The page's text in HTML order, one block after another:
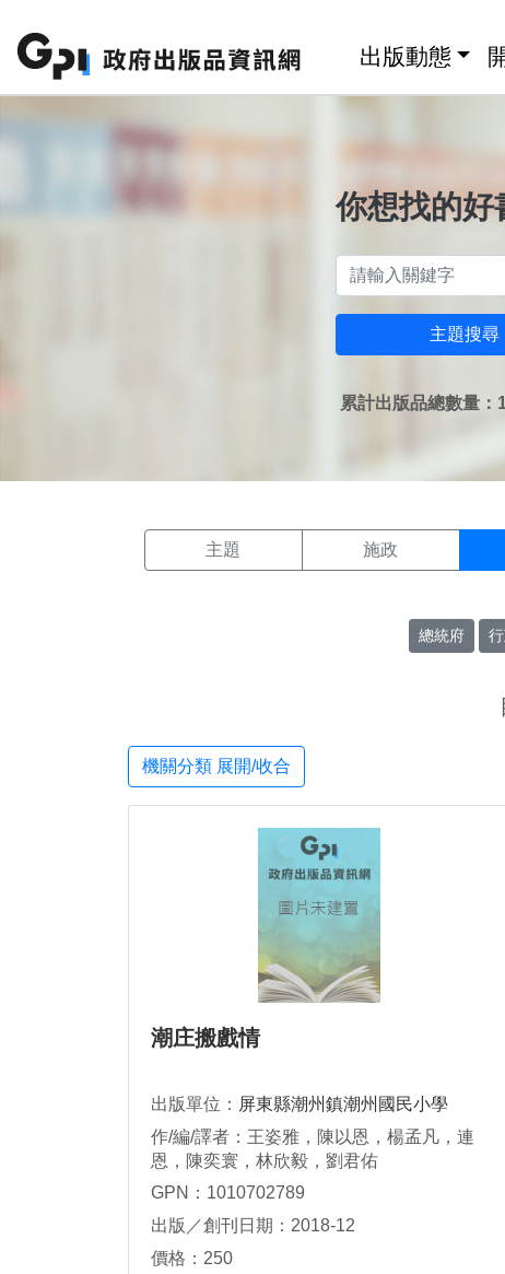
出版動態
你想找的好
主題搜尋
累計出版品總數量：
主題 施政
總統府
機關分類 展開/收合
潮庄搬戲情
出版單位： 屏東縣潮州鎮潮州國民小學
作/編/譯者：王姿雅，陳以恩，楊孟凡，連
恩，陳奕寰，林欣毅，劉君佑
GPN：1010702789
出版／創刊日期：2018-12
價格：250